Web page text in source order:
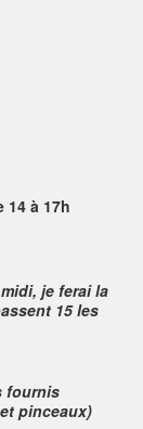
14 à 17h
je ferai la
15 les
fournis
pinceaux)